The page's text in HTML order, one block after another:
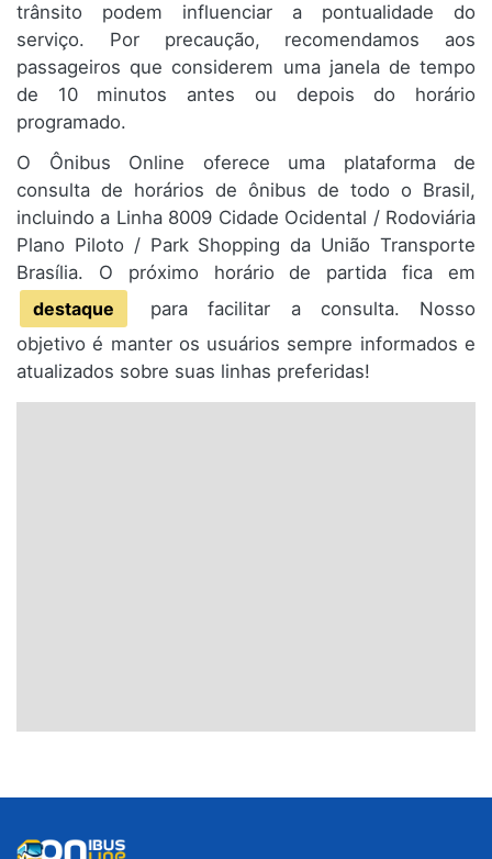
trânsito podem influenciar a pontualidade do
serviço. Por precaução, recomendamos aos
passageiros que considerem uma janela de tempo
de 10 minutos antes ou depois do horário
programado.
O Ônibus Online oferece uma plataforma de
consulta de horários de ônibus de todo o Brasil,
incluindo a Linha 8009 Cidade Ocidental / Rodoviária
Plano Piloto / Park Shopping da União Transporte
Brasília. O próximo horário de partida fica em
destaque
para facilitar a consulta. Nosso
objetivo é manter os usuários sempre informados e
atualizados sobre suas linhas preferidas!